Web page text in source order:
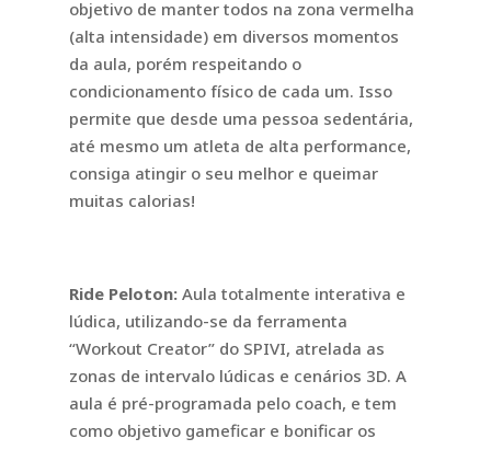
objetivo de manter todos na zona vermelha
(alta intensidade) em diversos momentos
da aula, porém respeitando o
condicionamento físico de cada um. Isso
permite que desde uma pessoa sedentária,
até mesmo um atleta de alta performance,
consiga atingir o seu melhor e queimar
muitas calorias!
Ride Peloton: Aula totalmente interativa e
lúdica, utilizando-se da ferramenta
“Workout Creator” do SPIVI, atrelada as
zonas de intervalo lúdicas e cenários 3D. A
aula é pré-programada pelo coach, e tem
como objetivo gameficar e bonificar os